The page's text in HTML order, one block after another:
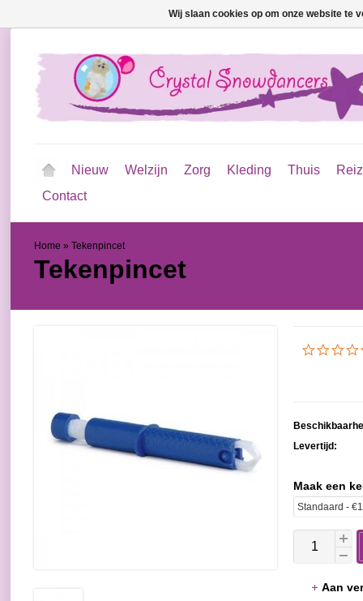
Nieuw Welzijn Zorg Kleding Thuis
Contact
Home » Tekenpincet
Tekenpincet
Levertijd:
Maak een
Aan
Wij slaan cookies op om onze website te